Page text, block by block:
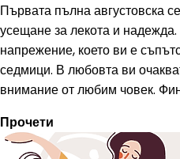
Първата пълна августовска
усещане за лекота и
напрежение, което ви е
седмици. В любовта ви
внимание от любим човек.
Прочети